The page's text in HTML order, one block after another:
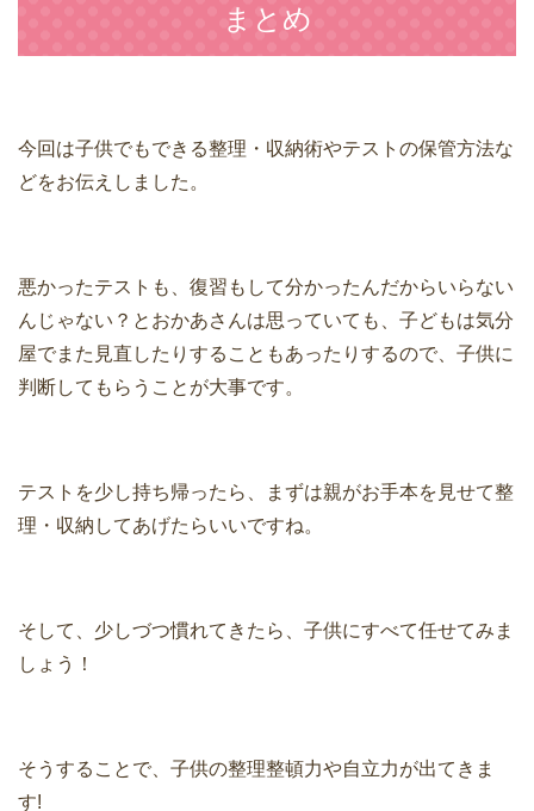
まとめ
今回は子供でもできる整理・収納術やテストの保管方法な
どをお伝えしました。
悪かったテストも、復習もして分かったんだからいらない
んじゃない？とおかあさんは思っていても、子どもは気分
屋でまた見直したりすることもあったりするので、子供に
判断してもらうことが大事です。
テストを少し持ち帰ったら、まずは親がお手本を見せて整
理・収納してあげたらいいですね。
そして、少しづつ慣れてきたら、子供にすべて任せてみま
しょう！
そうすることで、子供の整理整頓力や自立力が出てきま
す!